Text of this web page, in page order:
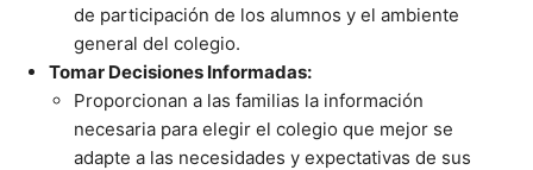
de participación de los alumnos y el ambiente
general del colegio.
Tomar Decisiones Informadas:
Proporcionan a las familias la información
necesaria para elegir el colegio que mejor se
adapte a las necesidades y expectativas de sus